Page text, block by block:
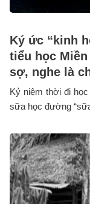
Ký ức “kinh
tiểu học
sợ, nghe là
Kỷ niệm thời đi
sữa học đường